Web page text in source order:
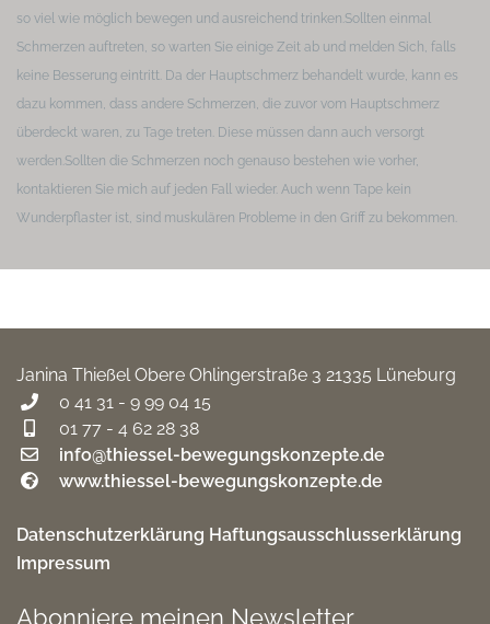
so viel wie möglich bewegen und ausreichend trinken.Sollten einmal
Schmerzen auftreten, so warten Sie einige Zeit ab und melden Sich, falls
keine Besserung eintritt. Da der Hauptschmerz behandelt wurde, kann es
dazu kommen, dass andere Schmerzen, die zuvor vom Hauptschmerz
überdeckt waren, zu Tage treten. Diese müssen dann auch versorgt
werden.Sollten die Schmerzen noch genauso bestehen wie vorher,
kontaktieren Sie mich auf jeden Fall wieder. Auch wenn Tape kein
Wunderpflaster ist, sind muskulären Probleme in den Griff zu bekommen.
Janina ThießelObere Ohlingerstraße 3 21335 Lüneburg
0 41 31 - 9 99 04 15
01 77 - 4 62 28 38
info@thiessel-bewegungskonzepte.de
www.thiessel-bewegungskonzepte.de
Datenschutzerklärung Haftungsausschlusserklärung
Impressum
Abonniere meinen Newsletter